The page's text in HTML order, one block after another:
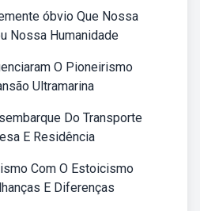
óbvio Que Nossa
Nossa Humanidade
O Pioneirismo
Ultramarina
Do Transporte
E Residência
Com O Estoicismo
E Diferenças